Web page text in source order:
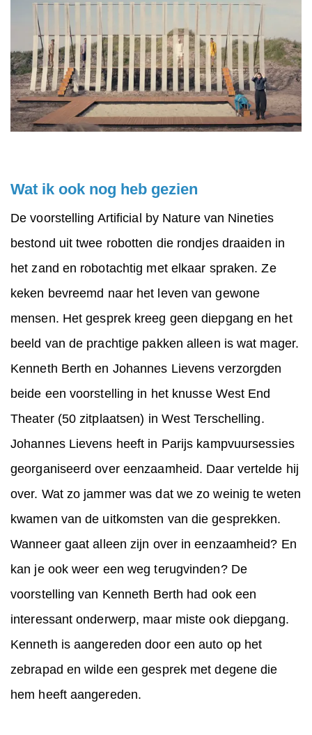
Wat ik ook nog heb gezien
De voorstelling Artificial by Nature van Nineties
bestond uit twee robotten die rondjes draaiden in
het zand en robotachtig met elkaar spraken. Ze
keken bevreemd naar het leven van gewone
mensen. Het gesprek kreeg geen diepgang en het
beeld van de prachtige pakken alleen is wat mager.
Kenneth Berth en Johannes Lievens verzorgden
beide een voorstelling in het knusse West End
Theater (50 zitplaatsen) in West Terschelling.
Johannes Lievens heeft in Parijs kampvuursessies
georganiseerd over eenzaamheid. Daar vertelde hij
over. Wat zo jammer was dat we zo weinig te weten
kwamen van de uitkomsten van die gesprekken.
Wanneer gaat alleen zijn over in eenzaamheid? En
kan je ook weer een weg terugvinden? De
voorstelling van Kenneth Berth had ook een
interessant onderwerp, maar miste ook diepgang.
Kenneth is aangereden door een auto op het
zebrapad en wilde een gesprek met degene die
hem heeft aangereden.